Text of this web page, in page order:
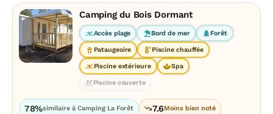
Camping du Bois Dormant
Accès plage Bord de mer Forêt
Pataugeoire Piscine chauffée
Piscine extérieure Spa
Piscine couverte
78%similaire à Camping La Forêt 7.6Moins bien noté